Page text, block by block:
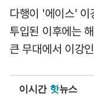
다행이 '에이스'
투입된 이후에는
큰 무대에서 이강
이시간 핫뉴스